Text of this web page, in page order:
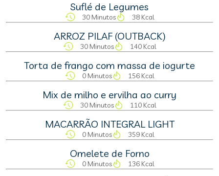
Suflé de Legumes
30 Minutos 38 Kcal
ARROZ PILAF (OUTBACK)
30 Minutos 140 Kcal
Torta de frango com massa de iogurte
0 Minutos 156 Kcal
Mix de milho e ervilha ao curry
30 Minutos 110 Kcal
MACARRÃO INTEGRAL LIGHT
0 Minutos 359 Kcal
Omelete de Forno
0 Minutos 136 Kcal